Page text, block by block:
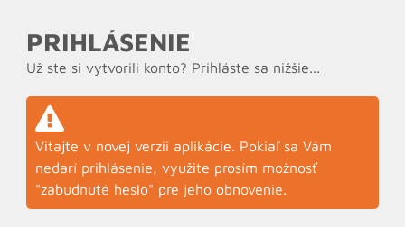
PRIHLÁSENIE
Už ste si vytvorili konto? Prihláste sa nižšie...
Vitajte v novej verzii aplikácie. Pokiaľ sa Vám
nedarí prihlásenie, využite prosím možnosť
"zabudnuté heslo" pre jeho obnovenie.